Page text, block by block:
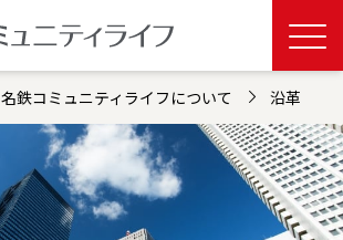
名鉄コミュニティライフについて 沿革